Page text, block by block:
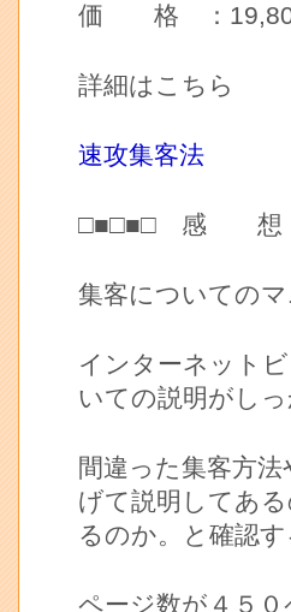
価 格 ：
詳細はこちら
速攻集客法
□■□■□ 感 想
集客についての
インターネット
いての説明がし
間違った集客方
げて説明してあ
るのか。と確認す
ページ数が４５